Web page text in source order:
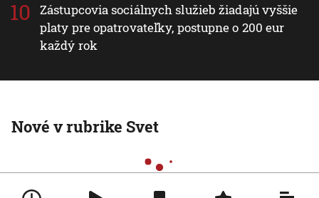
Zástupcovia sociálnych služieb žiadajú vyššie
platy pre opatrovateľky, postupne o 200 eur
každý rok
Nové v rubrike Svet